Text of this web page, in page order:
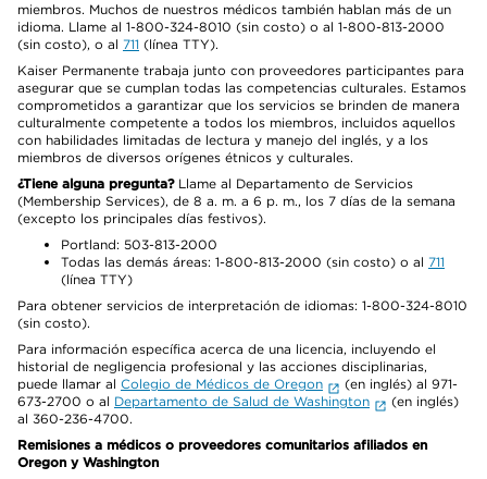
miembros. Muchos de nuestros médicos también hablan más de un
idioma. Llame al 1-800-324-8010 (sin costo) o al 1-800-813-2000
(sin costo), o al 711 (línea TTY).
Kaiser Permanente trabaja junto con proveedores participantes para
asegurar que se cumplan todas las competencias culturales. Estamos
comprometidos a garantizar que los servicios se brinden de manera
culturalmente competente a todos los miembros, incluidos aquellos
con habilidades limitadas de lectura y manejo del inglés, y a los
miembros de diversos orígenes étnicos y culturales.
¿Tiene alguna pregunta?Llame al Departamento de Servicios
(Membership Services), de 8 a. m. a 6 p. m., los 7 días de la semana
(excepto los principales días festivos).
Portland: 503-813-2000
Todas las demás áreas: 1-800-813-2000 (sin costo) o al 711
(línea TTY)
Para obtener servicios de interpretación de idiomas: 1-800-324-8010
(sin costo).
Para información específica acerca de una licencia, incluyendo el
historial de negligencia profesional y las acciones disciplinarias,
puede llamar al Colegio de Médicos de Oregon
(en inglés) al 971-
673-2700 o al Departamento de Salud de Washington
(en inglés)
al 360-236-4700.
Remisiones a médicos o proveedores comunitarios afiliados en
Oregon y Washington